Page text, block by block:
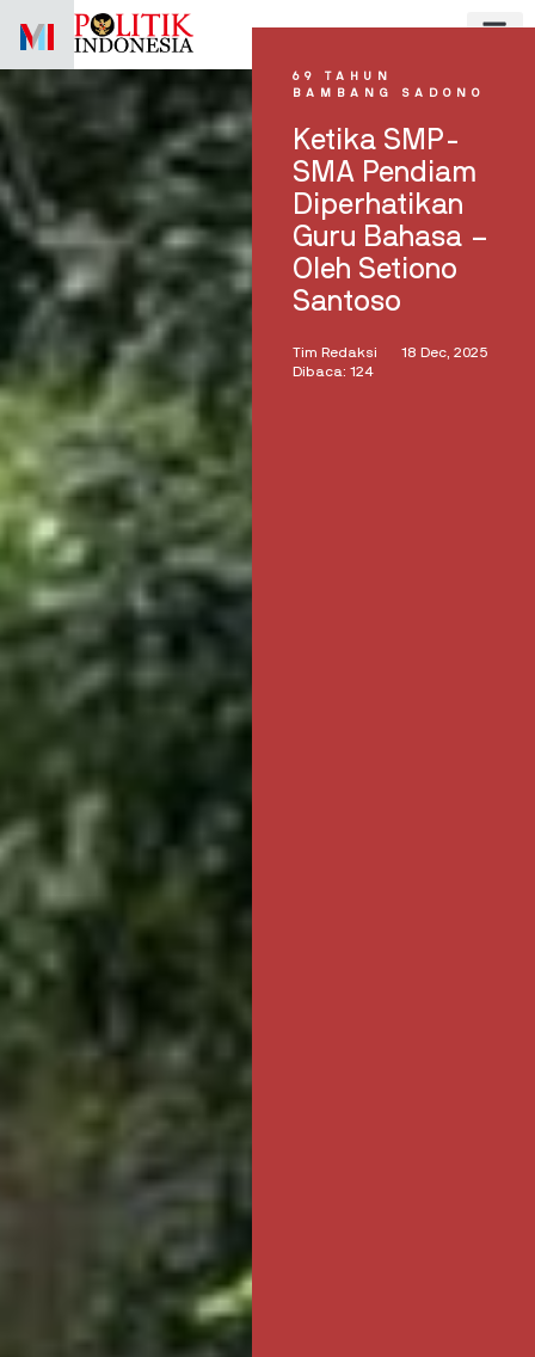
69 TAHUN
BAMBANG SADONO
Ketika SMP-
SMA Pendiam
Diperhatikan
Guru Bahasa –
Oleh Setiono
Santoso
Tim Redaksi
18 Dec, 2025
Dibaca: 124